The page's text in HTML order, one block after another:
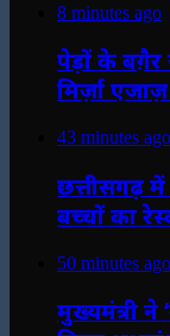
8 minutes ago
पेड़ों के बग़ैर
मिर्ज़ा
43 minutes ago
छत्तीसगढ़ में
बच्चों का
50 minutes ago
मुख्यमंत्री ने